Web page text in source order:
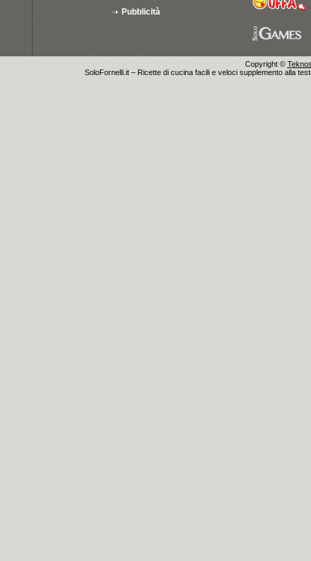
Pubblicità
Copyright ©
SoloFornelli.it – Ricette di cucina facili e veloci supplemento alla